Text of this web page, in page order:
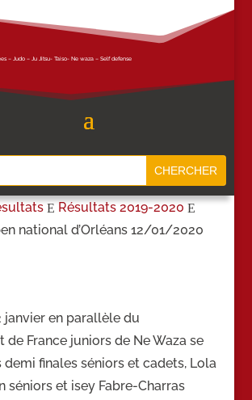
– Judo – Ju Jitsu- Taiso- Ne waza – Self defense
E Résultats 2019-2020 E
national d’Orléans 12/01/2020
janvier en parallèle du
de France juniors de Ne Waza se
finales séniors et cadets, Lola
séniors et isey Fabre-Charras